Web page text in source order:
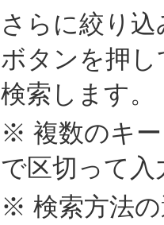
さらに絞り
ボタンを押
検索します。
※ 複数のキ
で区切って
※ 検索方法の